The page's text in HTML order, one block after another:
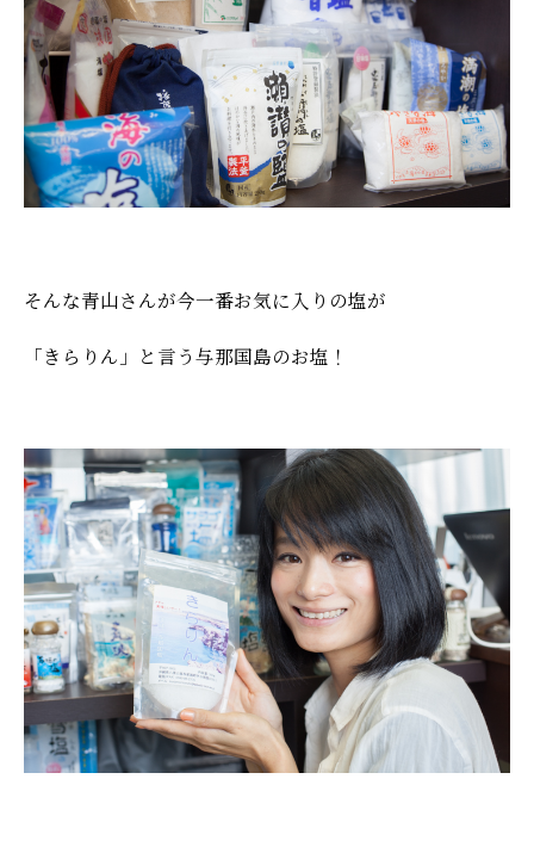
そんな青山さんが今一番お気に入りの塩が
「きらりん」と言う与那国島のお塩！